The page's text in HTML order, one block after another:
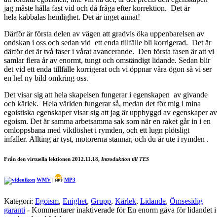
jag måste hålla fast vid och då fråga efter korrektion. Det är
hela kabbalas hemlighet. Det är inget annat!
Därför är första delen av vägen att gradvis öka uppenbarelsen av
ondskan i oss och sedan vid ett enda tillfälle bli korrigerad. Det är
därför det är två faser i vårat avancerande. Den första fasen är att vi
samlar flera år av enormt, tungt och omständigt lidande. Sedan blir
det vid ett enda tillfälle korrigerat och vi öppnar våra ögon så vi ser
en hel ny bild omkring oss.
Det visar sig att hela skapelsen fungerar i egenskapen av givande
och kärlek. Hela världen fungerar så, medan det för mig i mina
egoistiska egenskaper visar sig att jag är uppbyggd av egenskaper av
egoism. Det är samma arbetsamma sak som när en raket går in i en
omloppsbana med viktlöshet i rymden, och ett lugn plötsligt
infaller. Allting är tyst, motorerna stannar, och du är ute i rymden .
Från den virtuella lektionen 2012.11.18, Introduktion till TES
WMV MP3
Kategori: Egoism, Enighet, Grupp, Kärlek, Lidande, Ömsesidig
garanti - Kommentarer inaktiverade för En enorm gåva för lidandet i